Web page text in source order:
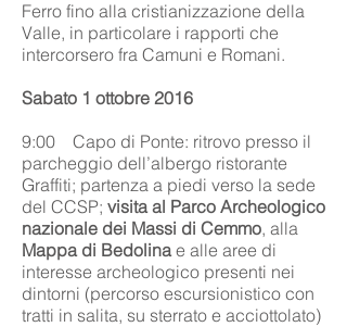
Ferro fino alla cristianizzazione della
Valle, in particolare i rapporti che
intercorsero fra Camuni e Romani.
Sabato 1 ottobre 2016
9:00 Capo di Ponte: ritrovo presso il
parcheggio dell’albergo ristorante
Graffiti; partenza a piedi verso la sede
del CCSP; visita al Parco Archeologico
nazionale dei Massi di Cemmo, alla
Mappa di Bedolinae alle aree di
interesse archeologico presenti nei
dintorni (percorso escursionistico con
tratti in salita, su sterrato e acciottolato)